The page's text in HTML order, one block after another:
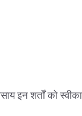
इन शर्तों को